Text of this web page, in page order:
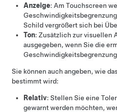
Anzeige: Am Touchscreen
Schild vergrößert sich bei
Ton: Zusätzlich zur visuellen
ausgegeben, wenn Sie die
Sie können auch angeben, wie
bestimmt wird:
Relativ: Stellen Sie eine
gewarnt werden möchten,